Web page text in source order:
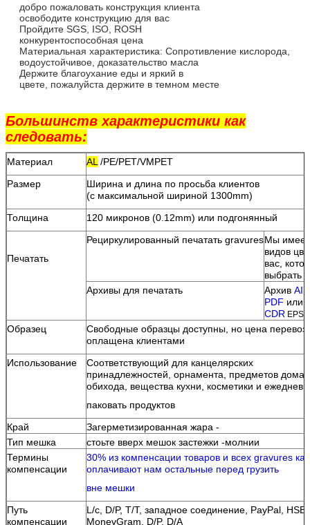
добро пожаловать конструкция клиента
освободите конструкцию для вас
Пройдите SGS, ISO, ROSH
конкурентоспособная цена
Материальная характеристика: Сопротивление кислорода,
водоустойчивое, доказательство масла
Держите благоухание еды и яркий в
цвете, пожалуйста держите в темном месте
Большинств характеристики как
следовать:
Материал AL /PE/PET/VMPET
Размер
Ширина и длина по просьба клиентов
(с максимальной шириной 1300mm)
Толщина
120 микронов (0.12mm) или подгонянный
Печатать
Рециркулированный печатать gravuresМы
видов
вас,
выбрать
Архивы для печатать
Архив AI
PDF или
CDR EPS
Образец
Свободные образцы доступны, но цена
оплащена клиентами
Использование
Соответствующий для канцелярских
принадлежностей, орнамента, предметов
обихода, вещества кухни, косметики и
паковать продуктов
Край
Загерметизированная жара -
Тип мешка
стоьте вверх мешок застежки -молнии
Термины
компенсации
30% из компенсации товаров и всех gravures
оплачивают нам остальные перед грузить
вне мешки
Путь
компенсации
L/c, D/P, T/T, западное соединение, PayPal,
MoneyGram, D/P, D/A